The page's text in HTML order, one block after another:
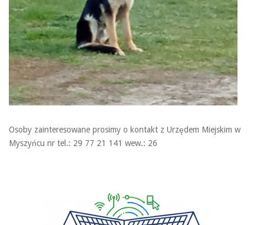
Osoby zainteresowane prosimy o kontakt z Urzędem Miejskim w
Myszyńcu nr tel.: 29 77 21 141 wew.: 26